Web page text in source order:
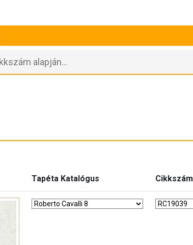
Tapéta Katalógus Cikkszám